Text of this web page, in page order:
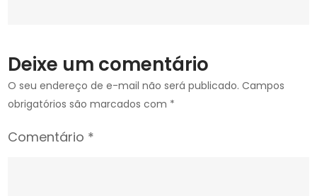
pedido
de
urgência
Câmara
Deixe um comentário
O seu endereço de e-mail não será publicado. Campos
obrigatórios são marcados com *
Comentário *